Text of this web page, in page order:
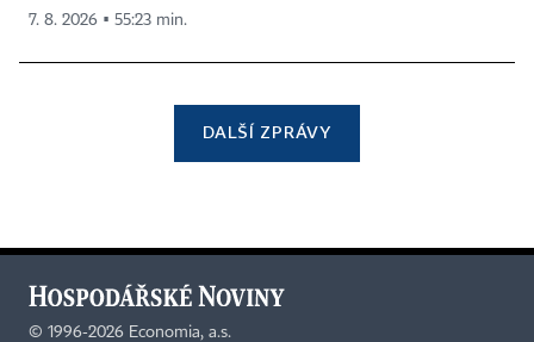
7. 8. 2026 ▪ 55:23 min.
DALŠÍ ZPRÁVY
© 1996-2026 Economia, a.s.